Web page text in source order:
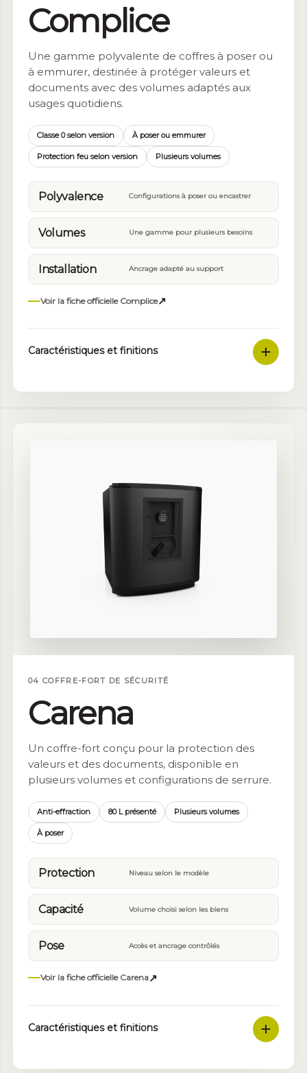
Complice
Une gamme polyvalente de coffres à poser ou
à emmurer, destinée à protéger valeurs et
documents avec des volumes adaptés aux
usages quotidiens.
Classe 0 selon version À poser ou emmurer
Protection feu selon version Plusieurs volumes
Polyvalence Configurations à poser ou encastrer
Volumes Une gamme pour plusieurs besoins
Installation Ancrage adapté au support
Voir la fiche officielle Complice↗
Caractéristiques et finitions
04 COFFRE-FORT DE SÉCURITÉ
Carena
Un coffre-fort conçu pour la protection des
valeurs et des documents, disponible en
plusieurs volumes et configurations de serrure.
Anti-effraction 80 L présenté Plusieurs volumes
À poser
Protection Niveau selon le modèle
Capacité Volume choisi selon les biens
Pose Accès et ancrage contrôlés
Voir la fiche officielle Carena↗
Caractéristiques et finitions